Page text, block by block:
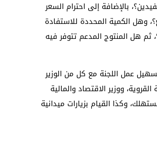
بالإضافة إلى احترام السعر
وهل الكمية المحددة للاستفادة
ثم هل المنتوج المدعم تتوفر فيه
عمل اللجنة مع كل من الوزير
ووزير الاقتصاد والمالية
وكذا القيام بزيارات ميدانية